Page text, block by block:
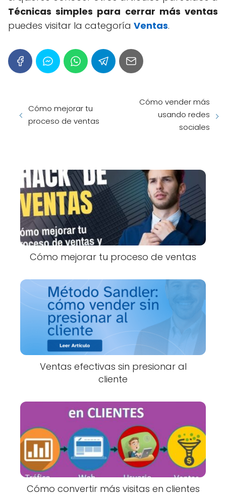
Técnicas simples para cerrar más ventas
puedes visitar la categoría Ventas.
Cómo mejorar tu
proceso de ventas
Cómo vender más
usando redes
sociales
Cómo mejorar tu proceso de ventas
Ventas efectivas sin presionar al
cliente
Cómo convertir más visitas en clientes